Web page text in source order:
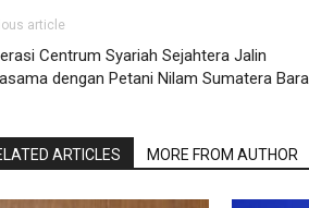
article
Centrum Syariah Sejahtera Jalin
dengan Petani Nilam Sumatera
ARTICLES MORE FROM AUTHOR